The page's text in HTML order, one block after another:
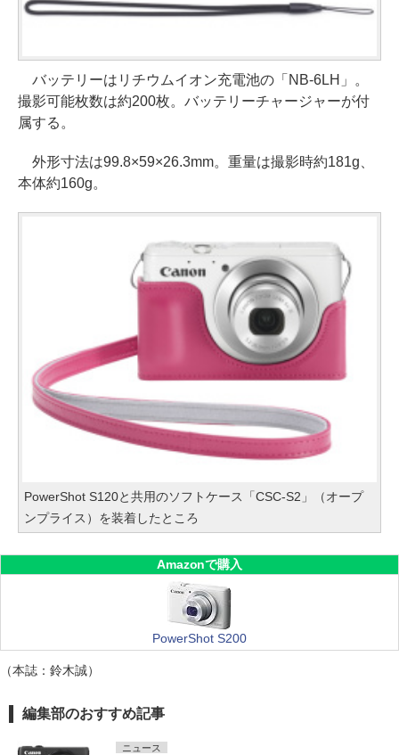
バッテリーはリチウムイオン充電池の「NB-6LH」。
撮影可能枚数は約200枚。バッテリーチャージャーが付
属する。
外形寸法は99.8×59×26.3mm。重量は撮影時約181g、
本体約160g。
PowerShot S120と共用のソフトケース「CSC-S2」（オープ
ンプライス）を装着したところ
Amazonで購入
PowerShot S200
（本誌：鈴木誠）
編集部のおすすめ記事
ニュース